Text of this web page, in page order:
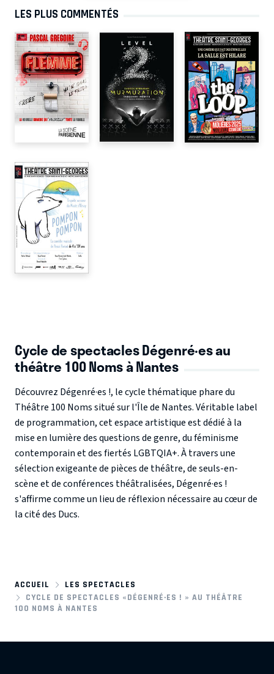
LES PLUS COMMENTÉS
Cycle de spectacles Dégenré·es au
théâtre 100 Noms à Nantes
Découvrez Dégenré·es !, le cycle thématique phare du
Théâtre 100 Nomssitué sur l'Île de Nantes. Véritable label
de programmation, cet espace artistique est dédié à la
mise en lumière desquestions de genre, duféminisme
contemporainet desfiertés LGBTQIA+. À travers une
sélection exigeante de pièces de théâtre, de seuls-en-
scène et de conférences théâtralisées, Dégenré·es !
s'affirme comme un lieu de réflexion nécessaire au cœur de
la cité des Ducs.
ACCUEIL
LES SPECTACLES
CYCLE DE SPECTACLES «DÉGENRÉ·ES ! » AU THÉÂTRE
100 NOMS À NANTES